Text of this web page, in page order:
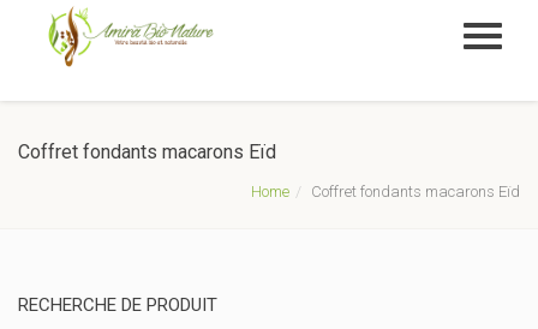
Coffret fondants macarons Eïd
Home Coffret fondants macarons Eïd
RECHERCHE DE PRODUIT